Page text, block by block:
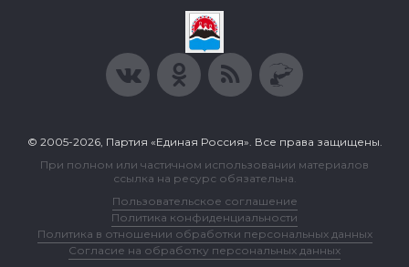
© 2005-2026, Партия «Единая Россия». Все права защищены.
При полном или частичном использовании материалов
ссылка на ресурс обязательна.
Пользовательское соглашение
Политика конфиденциальности
Политика в отношении обработки персональных данных
Согласие на обработку персональных данных